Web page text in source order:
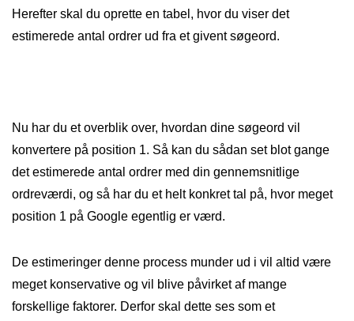
Herefter skal du oprette en tabel, hvor du viser det
estimerede antal ordrer ud fra et givent søgeord.
Nu har du et overblik over, hvordan dine søgeord vil
konvertere på position 1. Så kan du sådan set blot gange
det estimerede antal ordrer med din gennemsnitlige
ordreværdi, og så har du et helt konkret tal på, hvor meget
position 1 på Google egentlig er værd.
De estimeringer denne process munder ud i vil altid være
meget konservative og vil blive påvirket af mange
forskellige faktorer. Derfor skal dette ses som et